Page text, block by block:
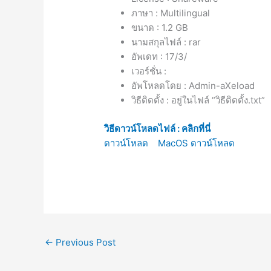
ภาษา : Multilingual
ขนาด : 1.2 GB
นามสกุลไฟล์ : rar
อัพเดท : 17/3/
เวอร์ชั่น :
อัพโหลดโดย : Admin-aXeload
วิธีติดตั้ง : อยู่ในไฟล์ “วิธีติดตั้ง.txt”
วิธีดาวน์โหลดไฟล์ : คลิกที่นี่
ดาวน์โหลด
MacOS ดาวน์โหลด
← Previous Post